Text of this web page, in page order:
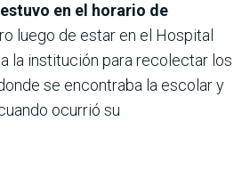
en el horario de
luego de estar en el Hospital
la institución para recolectar los
se encontraba la escolar y
ocurrió su